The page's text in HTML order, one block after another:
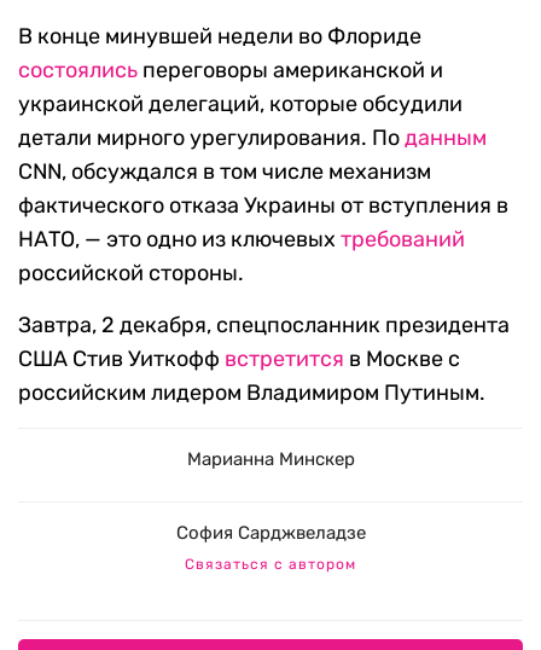
В конце минувшей недели во Флориде
состоялись переговоры американской и
украинской делегаций, которые обсудили
детали мирного урегулирования. Поданным
CNN, обсуждался в том числе механизм
фактического отказа Украины от вступления в
НАТО, — это одно из ключевых требований
российской стороны.
Завтра, 2 декабря, спецпосланник президента
США Стив Уиткофф встретится в Москве с
российским лидером Владимиром Путиным.
Марианна Минскер
София Сарджвеладзе
Связаться с автором